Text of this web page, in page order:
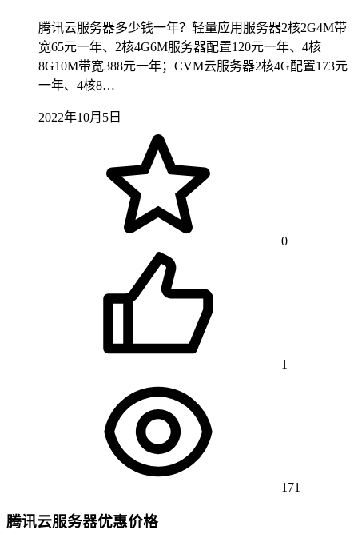
腾讯云服务器多少钱一年？轻量应用服务器2核2G4M带
宽65元一年、2核4G6M服务器配置120元一年、4核
8G10M带宽388元一年；CVM云服务器2核4G配置173元
一年、4核8…
2022年10月5日
0
1
171
腾讯云服务器优惠价格